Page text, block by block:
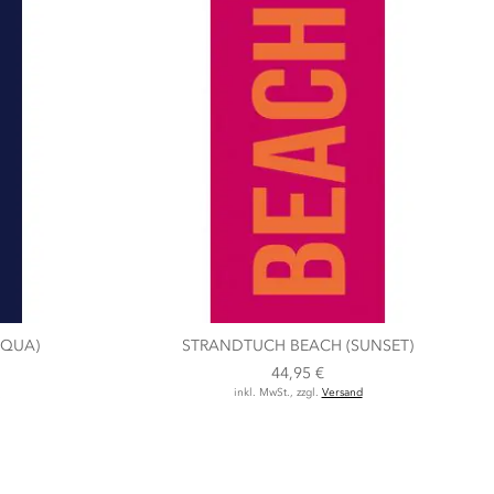
STRANDTUCH BEACH (SUNSET)
44,95 €
inkl. MwSt., zzgl. Versand